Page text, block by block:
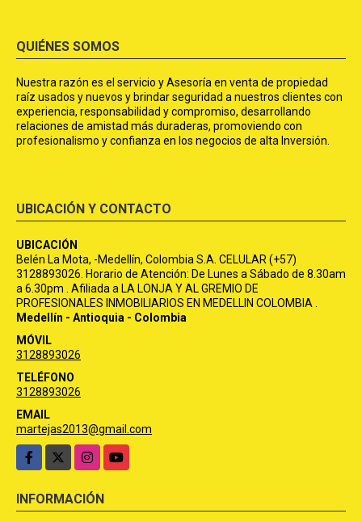
QUIÉNES SOMOS
Nuestra razón es el servicio y Asesoría en venta de propiedad
raíz usados y nuevos y brindar seguridad a nuestros clientes con
experiencia, responsabilidad y compromiso, desarrollando
relaciones de amistad más duraderas, promoviendo con
profesionalismo y confianza en los negocios de alta Inversión.
UBICACIÓN Y CONTACTO
UBICACIÓN
Belén La Mota, -Medellín, Colombia S.A. CELULAR (+57)
3128893026. Horario de Atención: De Lunes a Sábado de 8.30am
a 6.30pm . Afiliada a LA LONJA Y AL GREMIO DE
PROFESIONALES INMOBILIARIOS EN MEDELLIN COLOMBIA .
Medellín - Antioquia - Colombia
MÓVIL
3128893026
TELÉFONO
3128893026
EMAIL
martejas2013@gmail.com
Facebook
InstagramYouTube
INFORMACIÓN